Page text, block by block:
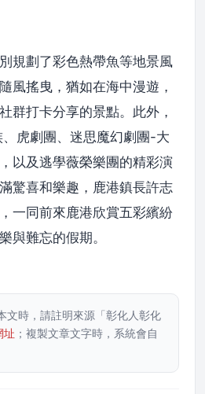
規劃了彩色熱帶魚等地景風
風搖曳，猶如在海中漫遊，
群打卡分享的景點。此外，
虎劇團、迷思魔幻劇團-大
以及逃學薇榮樂團的精彩演
驚喜和樂趣，鹿港鎮長許志
一同前來鹿港欣賞五彩繽紛
與難忘的假期。
文時，請註明來源「彰化人彰化
址 ；複製文章文字時，系統會自